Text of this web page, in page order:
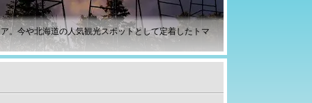
。今や北海道の人気観光スポットとして定着したトマ